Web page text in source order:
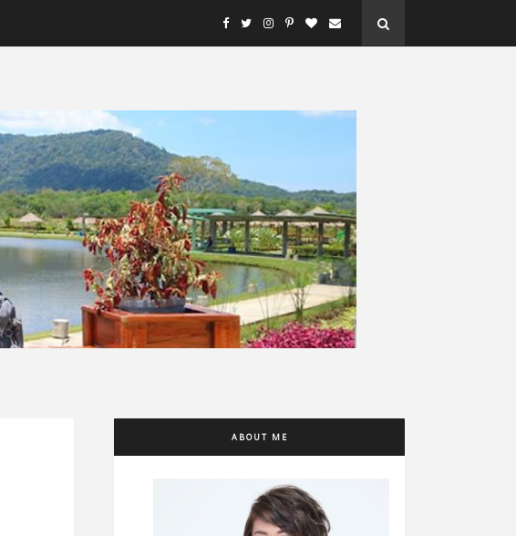
ABOUT ME